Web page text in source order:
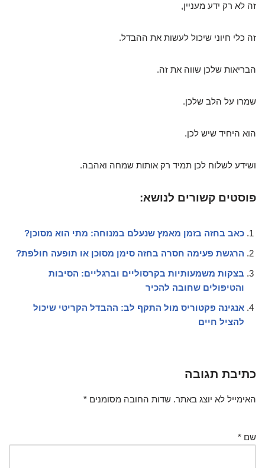
זה לא רק ידע מעניין,
זה כלי חיוני שיכול לעשות את ההבדל.
הבריאות שלכן שווה את זה.
שמרו על הלב שלכן.
הוא היחיד שיש לכן.
ושידע לשלוח לכן תמיד רק אותות שמחה ואהבה.
פוסטים קשורים לנושא:
כאב בחזה בזמן מאמץ שנעלם במנוחה: מתי הוא מסוכן?
הרגשת פעימה חסרה בחזה סימן מסוכן או תופעה חולפת?
בצקות משמעותיות בקרסוליים וברגליים: הסיבות
והטיפולים שחובה להכיר
אנגינה פקטוריס מול התקף לב: ההבדל הקריטי שיכול
להציל חיים
כתיבת תגובה
האימייל לא יוצג באתר. שדות החובה מסומנים *
שם *